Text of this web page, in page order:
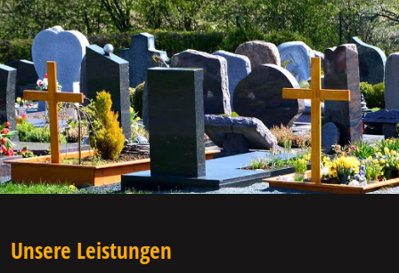
Unsere Leistungen